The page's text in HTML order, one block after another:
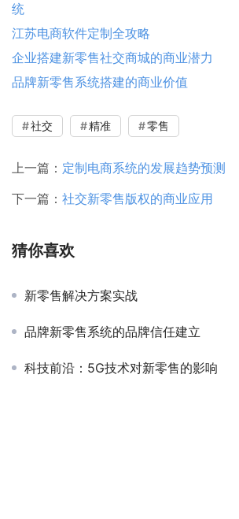
统
江苏电商软件定制全攻略
企业搭建新零售社交商城的商业潜力
品牌新零售系统搭建的商业价值
社交 精准 零售
上一篇： 定制电商系统的发展趋势预测
下一篇： 社交新零售版权的商业应用
猜你喜欢
新零售解决方案实战
品牌新零售系统的品牌信任建立
科技前沿：5G技术对新零售的影响